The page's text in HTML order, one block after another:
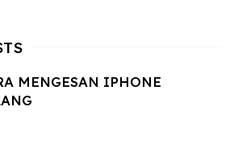
MENGESAN IPHONE